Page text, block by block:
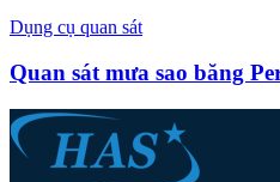
Dụng cụ quan sát
Quan sát mưa sao băng